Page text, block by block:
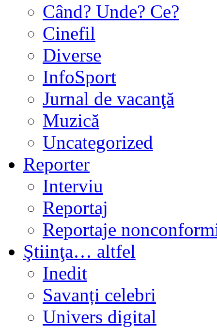
Când? Unde? Ce?
Cinefil
Diverse
InfoSport
Jurnal de vacanţă
Muzică
Uncategorized
Reporter
Interviu
Reportaj
Reportaje
Ştiinţa… altfel
Inedit
Savanți celebri
Univers digital